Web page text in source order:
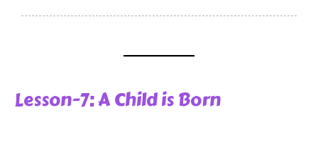
Lesson-7: A Child is Born